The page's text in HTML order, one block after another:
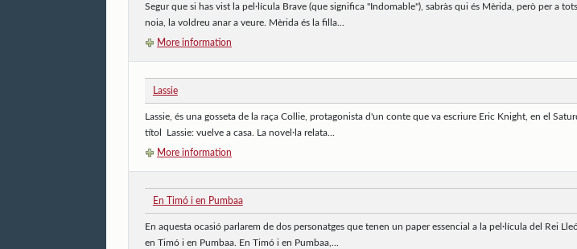
Segur que si has vist la pel·lícula Brave (que significa "Indomable"), sabràs qui és Mèrida, però per a
noia, la voldreu anar a veure. Mèrida és la filla...
More information
Lassie
Lassie, és una gosseta de la raça Collie, protagonista d'un conte que va escriure Eric Knight, en el
títol Lassie: vuelve a casa. La novel·la relata...
More information
En Timó i en Pumbaa
En aquesta ocasió parlarem de dos personatges que tenen un paper essencial a la pel·lícula del Rei
en Timó i en Pumbaa. En Timó i en Pumbaa,...